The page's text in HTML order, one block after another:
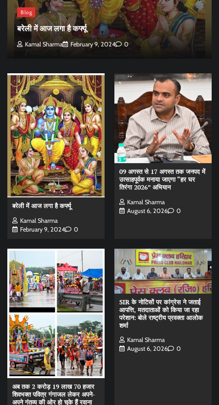
Blog
बरेली में आज लगा है कर्फ्यू
Kamal Sharma February 9, 2024 0
बरेली में आज लगा है कर्फ्यू
Kamal Sharma
February 9, 2024
0
09 अगस्त से 17 अगस्त तक जनपद में
उत्साहपूर्वक मनाया जाएगा “हर घर
तिरंगा 2026” अभियान
Kamal Sharma
August 6, 2026
0
अब तक 2 करोड़ 19 लाख 70 हजार
शिवभक्त पवित्र गंगाजल लेकर अपने-
अपने गंतव्य की ओर हो चुके हैं रवाना
SIR के नोटिसों पर कांग्रेस ने जताई
आपत्ति, मतदाताओं को किया जा रहा
परेशान: बोले राष्ट्रीय प्रवक्ता आलोक
शर्मा
Kamal Sharma
August 6, 2026
0